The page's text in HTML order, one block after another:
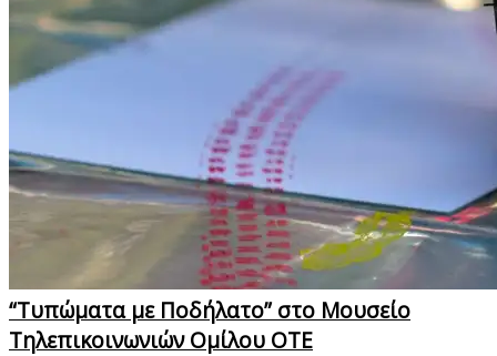
“Τυπώματα με Ποδήλατο” στο Μουσείο
Τηλεπικοινωνιών Ομίλου ΟΤΕ